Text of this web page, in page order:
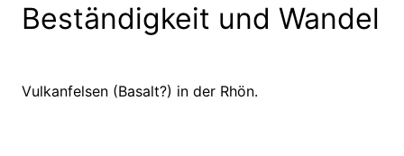
Beständigkeit und Wandel
Vulkanfelsen (Basalt?) in der Rhön.